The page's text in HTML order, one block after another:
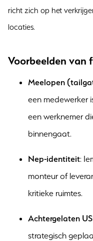
richt zich op het
locaties.
Voorbeelden van
Meelopen
een medewerker
een werknemer
binnengaat.
Nep-identiteit:
monteur of
kritieke ruimtes.
Achtergelaten
strategisch